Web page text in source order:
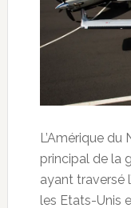
L’Amérique
principal de la
ayant traversé
les Etats-Unis